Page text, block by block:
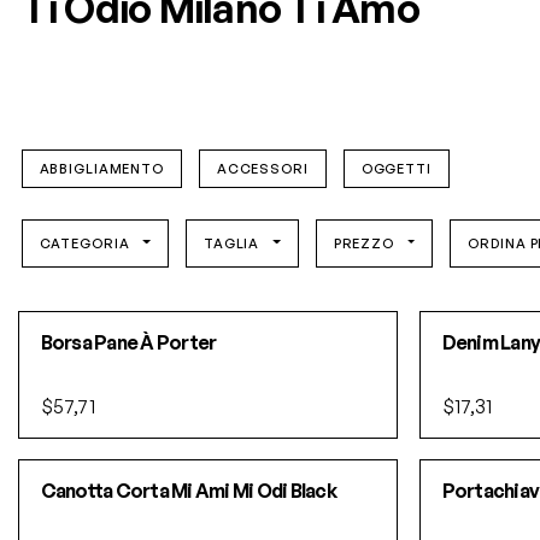
ABBIGLIAMENTO ACCESSORI OGGETTI
CATEGORIA TAGLIA PREZZO ORDINA
Borsa Pane À Porter
$57,71
Denim
$17,31
Canotta Corta Mi Ami Mi Odi Black
SOLD OUT!